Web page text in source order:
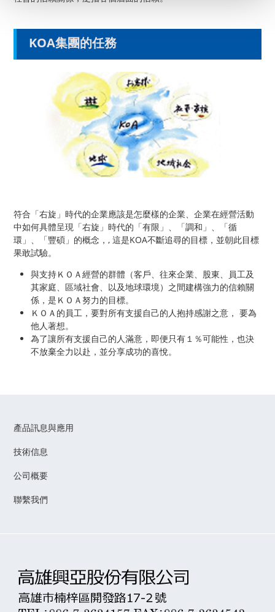
KOA集團的任務
符合「右旋」時代的企業應該是怎麼樣的企業、企業在經營活動
中如何具體呈現「右旋」時代的「有限」、「調和」、「循
環」、「豐碩」的概念，, 這是KOA不斷追尋的目標，並朝此目標
果敢試驗。
與支持ＫＯＡ經營的群體（客戶、往來企業、股東、員工及
其家庭、區域社會、以及地球環境）之間建構強力的信賴關
係，是ＫＯＡ努力的目標。
ＫＯＡ的員工，要對所有支援自己的人抱持感謝之意， 要為
他人著想。
為了讓所有支援自己的人滿意，即便只有１％可能性，也決
不放棄全力以赴，並分享成功的喜悅。
產品訊息與應用
技術信息
公司概要
聯繫我們